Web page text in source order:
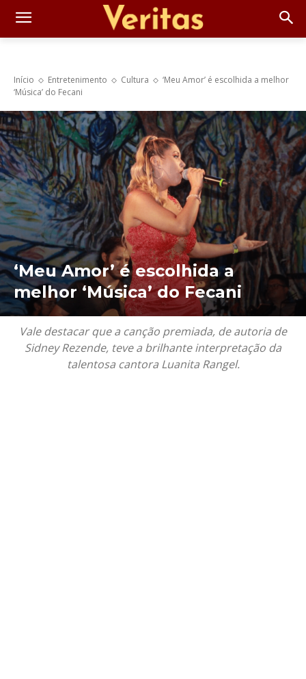
Início Entretenimento Cultura
‘Meu Amor’ é escolhida a melhor
‘Música’ do Fecani
‘Meu Amor’ é escolhida a
melhor ‘Música’ do Fecani
Vale destacar que a canção premiada, de autoria de
Sidney Rezende, teve a brilhante interpretação da
talentosa cantora Luanita Rangel.